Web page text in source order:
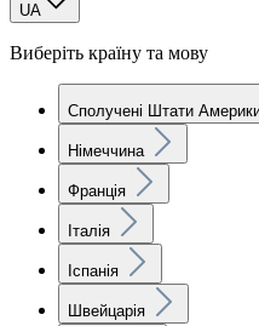
UA
Виберіть країну та мову
Сполучені Штати
Німеччина
Франція
Італія
Іспанія
Швейцарія